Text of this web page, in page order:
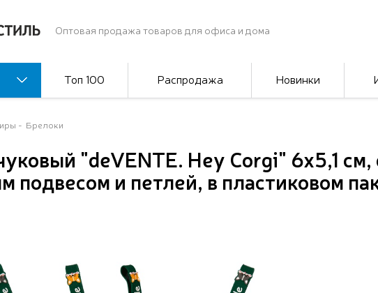
Оптовая продажа товаров для офиса и дома
Топ 100 Распродажа Новинки
Брелоки
"deVENTE. Hey Corgi" 6x5,1
подвесом и петлей, в пластиковом